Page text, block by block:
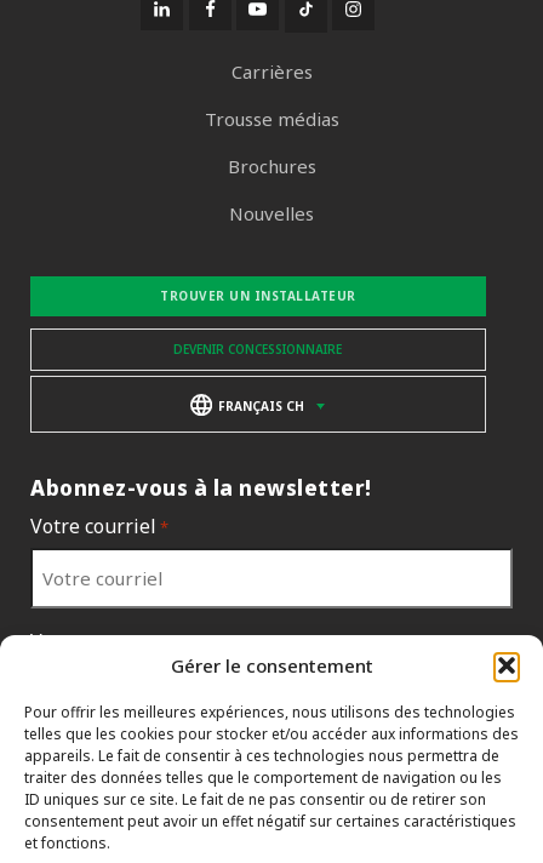
Gérer le consentement
Pour offrir les meilleures expériences, nous utilisons des technologies
telles que les cookies pour stocker et/ou accéder aux informations des
appareils. Le fait de consentir à ces technologies nous permettra de
traiter des données telles que le comportement de navigation ou les
ID uniques sur ce site. Le fait de ne pas consentir ou de retirer son
consentement peut avoir un effet négatif sur certaines caractéristiques
et fonctions.
Carrières
Trousse médias
Brochures
Nouvelles
TROUVER UN INSTALLATEUR
DEVENIR CONCESSIONNAIRE
FRANÇAIS CH
Abonnez-vous à la newsletter!
Votre courriel *
Votre pays*